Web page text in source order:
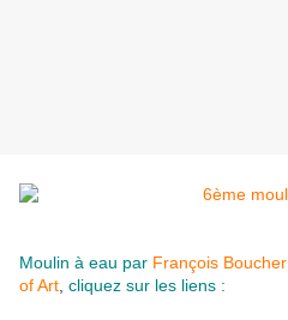
Moulin à eau par François Boucher
of Art cliquez sur les liens :